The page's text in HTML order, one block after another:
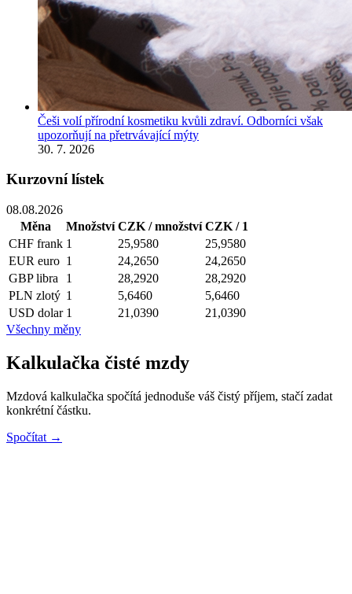
Češi volí přírodní kosmetiku kvůli zdraví. Odborníci však
upozorňují na přetrvávající mýty
30. 7. 2026
Kurzovní lístek
08.08.2026
Měna
Množství CZK / množství CZK / 1
CHF frank 1 25,9580
25,9580
EUR euro 1 24,2650
24,2650
GBP libra 1 28,2920
28,2920
PLN zlotý 1 5,6460
5,6460
USD dolar 1 21,0390
21,0390
Všechny měny
Kalkulačka čisté mzdy
Mzdová kalkulačka spočítá jednoduše váš čistý příjem, stačí zadat
konkrétní částku.
Spočítat →